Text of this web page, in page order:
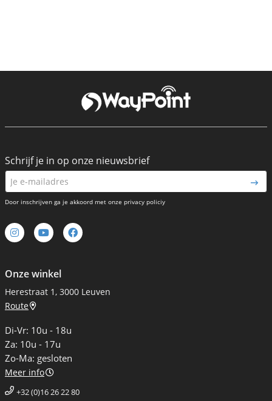
Onze winkel
Herestraat 1, 3000 Leuven
Route
Di-Vr: 10u - 18u
Za: 10u - 17u
Zo-Ma: gesloten
Meer info
+32 (0)16 26 22 80
Schrijf je in op onze nieuwsbrief
Door inschrijven ga je akkoord met onze privacy policiy